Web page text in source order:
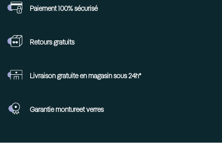
Paiement 100%sécurisé
Retoursgratuits
Livraison gratuite en magasin sous 24h*
Garantie montureet verres